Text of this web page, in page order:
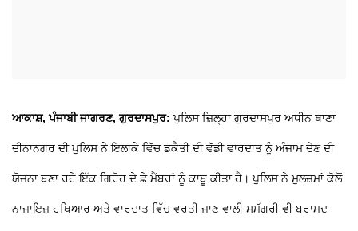
ਆਕਾਸ਼, ਪੰਜਾਬੀ ਜਾਗਰਣ, ਗੁਰਦਾਸਪੁਰ:ਪੁਲਿਸ ਜ਼ਿਲ੍ਹਾ ਗੁਰਦਾਸਪੁਰ ਅਧੀਨ ਥਾਣਾ
ਦੀਨਾਨਗਰ ਦੀ ਪੁਲਿਸ ਨੇ ਇਲਾਕੇ ਵਿੱਚ ਡਕੈਤੀ ਦੀ ਵੱਡੀ ਵਾਰਦਾਤ ਨੂੰ ਅੰਜਾਮ ਦੇਣ ਦੀ
ਯੋਜਨਾ ਬਣਾ ਰਹੇ ਇੱਕ ਗਿਰੋਹ ਦੇ ਛੇ ਮੈਂਬਰਾਂ ਨੂੰ ਕਾਬੂ ਕੀਤਾ ਹੈ। ਪੁਲਿਸ ਨੇ ਮੁਲਜ਼ਮਾਂ ਕੋਲੋਂ
ਨਾਜਾਇਜ਼ ਹਥਿਆਰ ਅਤੇ ਵਾਰਦਾਤ ਵਿੱਚ ਵਰਤੀ ਜਾਣ ਵਾਲੀ ਸਮੱਗਰੀ ਵੀ ਬਰਾਮਦ